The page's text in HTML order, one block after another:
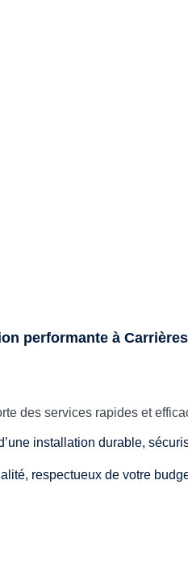
performante à
des services rapides et
installation durable,
respectueux de votre